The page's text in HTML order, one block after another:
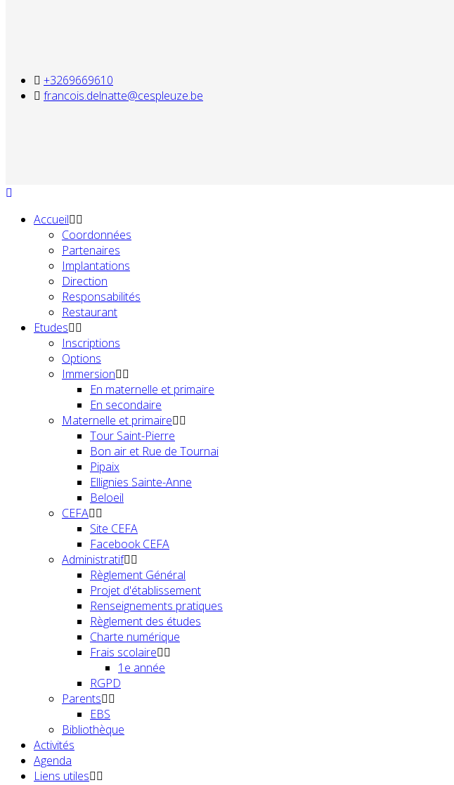
+3269669610
francois.delnatte@cespleuze.be
Accueil
Coordonnées
Partenaires
Implantations
Direction
Responsabilités
Restaurant
Etudes
Inscriptions
Options
Immersion
En maternelle et primaire
En secondaire
Maternelle et primaire
Tour Saint-Pierre
Bon air et Rue de Tournai
Pipaix
Ellignies Sainte-Anne
Beloeil
CEFA
Site CEFA
Facebook CEFA
Administratif
Règlement Général
Projet d'établissement
Renseignements pratiques
Règlement des études
Charte numérique
Frais scolaire
1e année
RGPD
Parents
EBS
Bibliothèque
Activités
Agenda
Liens utiles